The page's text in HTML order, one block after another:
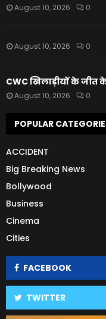
August 10, 2026 0
August 10, 2026 0
CWC खिलाड़ीयों के जीत
August 10, 2026 0
POPULAR
ACCIDENT
Big Breaking News
Bollywood
Business
Cinema
Cities
FACEBOOK
TWITTER